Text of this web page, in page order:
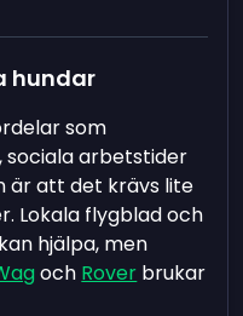
hundar
som
sociala arbetstider
är att det krävs lite
Lokala flygblad och
kan hjälpa, men
och Rover brukar